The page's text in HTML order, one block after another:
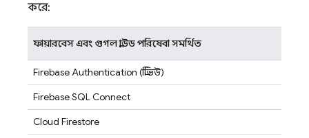
করে:
ফায়ারবেস এবং গুগল ক্লাউড পরিষেবা সমর্থিত
Firebase Authentication (প্রিভিউ)
Firebase SQL Connect
Cloud Firestore